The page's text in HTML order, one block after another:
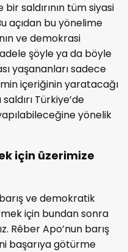
saldırının tüm siyasi
açıdan bu yönelime
ve demokrasi
şöyle ya da böyle
yaşananları sadece
içeriğinin yaratacağı
Türkiye’de
yönelik
için üzerimize
ve demokratik
için bundan sonra
Rêber Apo’nun barış
başarıya götürme